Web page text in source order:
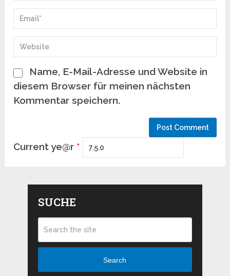
Name, E-Mail-Adresse und Website in
diesem Browser für meinen nächsten
Kommentar speichern.
Current ye@r *
SUCHE
Search